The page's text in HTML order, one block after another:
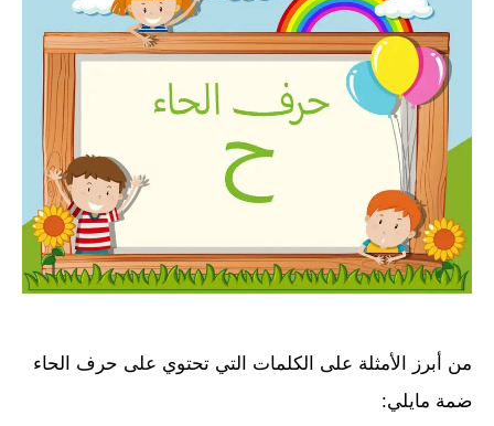
من أبرز الأمثلة على الكلمات التي تحتوي على حرف الحاء
ضمة مايلي: